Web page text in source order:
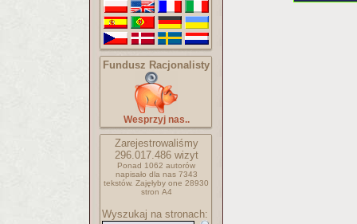
Fundusz Racjonalisty
Wesprzyj nas..
Zarejestrowaliśmy
296.017.486wizyt
Ponad 1062 autorów
napisało dla nas 7343
tekstów. Zajęłyby one 28930
stron A4
Wyszukaj na stronach: